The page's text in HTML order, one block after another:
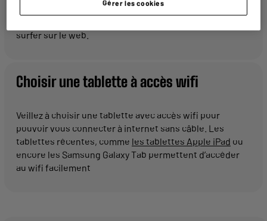
tablette à fonction wifi ? Vérifiez que votre installation
surfer sur le web.
Choisir une tablette à accès wifi
Veillez à choisir une tablette avec accès wifi pour
pouvoir vous connecter à internet sans câble. Les
tablettes récentes, comme les tablettes Apple iPad ou
encore les Samsung Galaxy Tab permettent d’accéder
au wifi facilement
Gérer les cookies